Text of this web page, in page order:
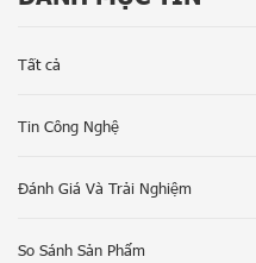
Tất cả
Tin Công Nghệ
Đánh Giá Và Trải Nghiệm
So Sánh Sản Phẩm